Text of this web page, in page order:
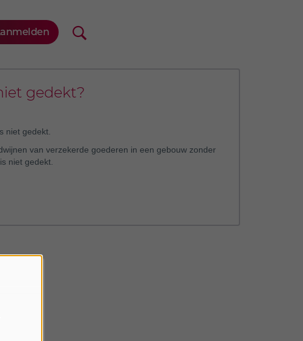
gedekt?
niet gedekt.
van verzekerde goederen in een gebouw zonder
niet gedekt.